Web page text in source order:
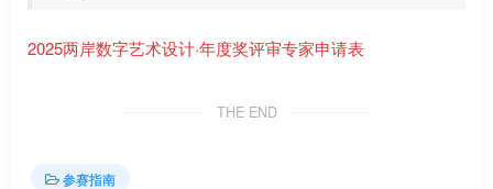
2025两岸数字艺术设计·年度奖评审专家申请表
THE END
参赛指南